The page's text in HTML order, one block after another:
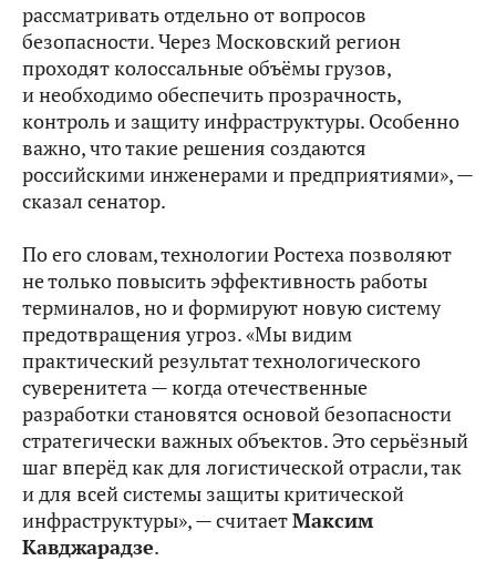
рассматривать отдельно от вопросов
безопасности. Через Московский регион
проходят колоссальные объёмы грузов,
и необходимо обеспечить прозрачность,
контроль и защиту инфраструктуры. Особенно
важно, что такие решения создаются
российскими инженерами и предприятиями», —
сказал сенатор.
По его словам, технологии Ростеха позволяют
не только повысить эффективность работы
терминалов, но и формируют новую систему
предотвращения угроз. «Мы видим
практический результат технологического
суверенитета — когда отечественные
разработки становятся основой безопасности
стратегически важных объектов. Это серьёзный
шаг вперёд как для логистической отрасли, так
и для всей системы защиты критической
инфраструктуры», — считаетМаксим
Кавджарадзе.